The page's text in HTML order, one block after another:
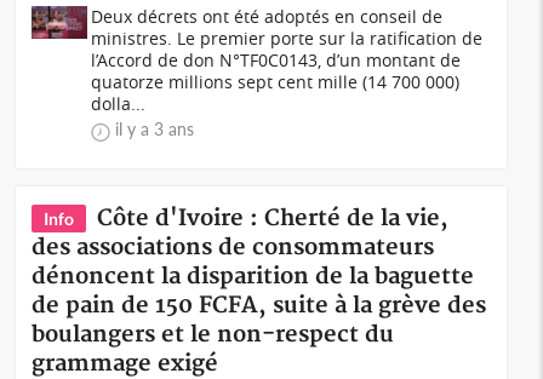
Deux décrets ont été adoptés en conseil de
ministres. Le premier porte sur la ratification de
l’Accord de don N°TF0C0143, d’un montant de
quatorze millions sept cent mille (14 700 000)
dolla...
il y a 3 ans
Info
Côte d'Ivoire : Cherté de la vie,
des associations de consommateurs
dénoncent la disparition de la baguette
de pain de 150 FCFA, suite à la grève des
boulangers et le non-respect du
grammage exigé